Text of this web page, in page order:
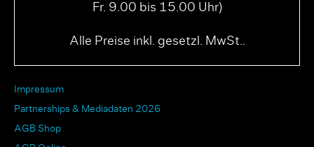
Fr. 9.00 bis 15.00 Uhr)
Alle Preise inkl. gesetzl. MwSt..
Impressum
Partnerships & Mediadaten 2026
AGB Shop